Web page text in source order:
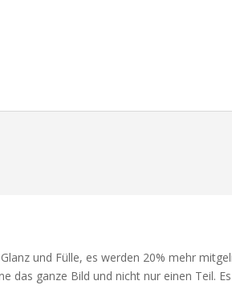
und Fülle, es werden 20% mehr
das ganze Bild und nicht nur einen Teil. Es